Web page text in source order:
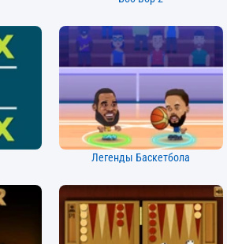
Легенды Баскетбола